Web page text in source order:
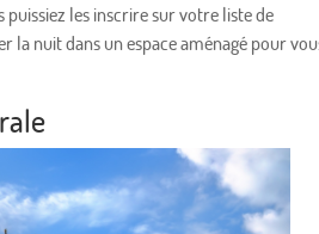
les inscrire sur votre liste de
la nuit dans un espace aménagé pour